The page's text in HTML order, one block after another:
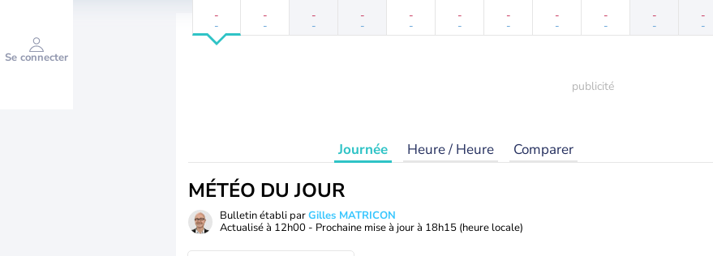
Se connecter
-
-
-
-
-
-
-
-
-
-
-
-
-
-
-
-
-
-
-
-
-
-
Journée Heure / Heure Comparer
MÉTÉO DU JOUR
Bulletin établi parGilles MATRICON
Actualisé à 12h00 - Prochaine mise à jour à 18h15 (heure locale)